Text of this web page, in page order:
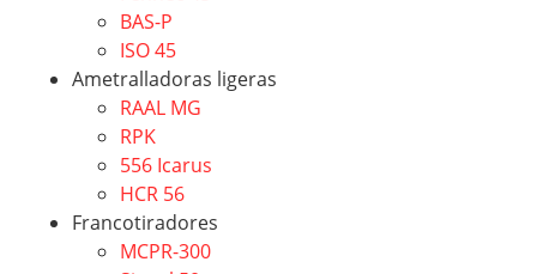
BAS-P
ISO 45
Ametralladoras ligeras
RAAL MG
RPK
556 Icarus
HCR 56
Francotiradores
MCPR-300